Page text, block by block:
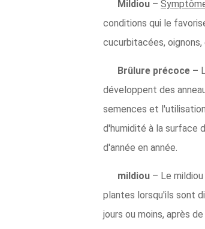
Mildiou –
conditions qui le
cucurbitacées,
Brûlure précoce –
développent des
semences et
d'humidité à la surface
d'année en année.
mildiou – Le
plantes lorsqu'ils sont
jours ou moins, après